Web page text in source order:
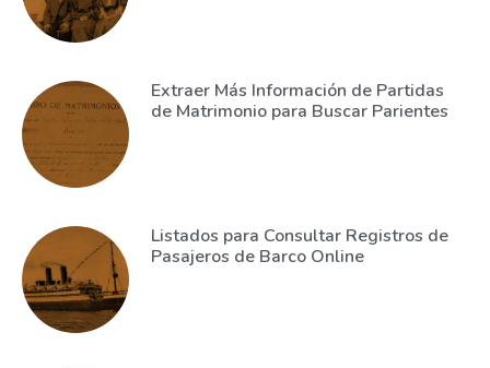
Extraer Más Información de Partidas
de Matrimonio para Buscar Parientes
Listados para Consultar Registros de
Pasajeros de Barco Online